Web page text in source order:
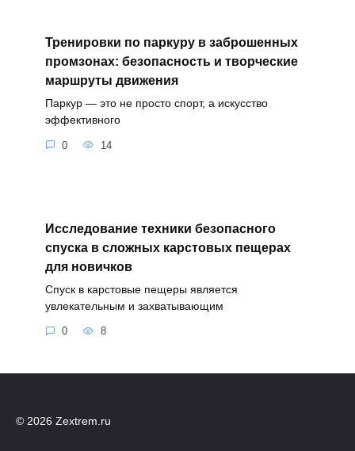
Тренировки по паркуру в заброшенных
промзонах: безопасность и творческие
маршруты движения
Паркур — это не просто спорт, а искусство
эффективного
0 14
Исследование техники безопасного
спуска в сложных карстовых пещерах
для новичков
Спуск в карстовые пещеры является
увлекательным и захватывающим
0 8
© 2026 Zextrem.ru